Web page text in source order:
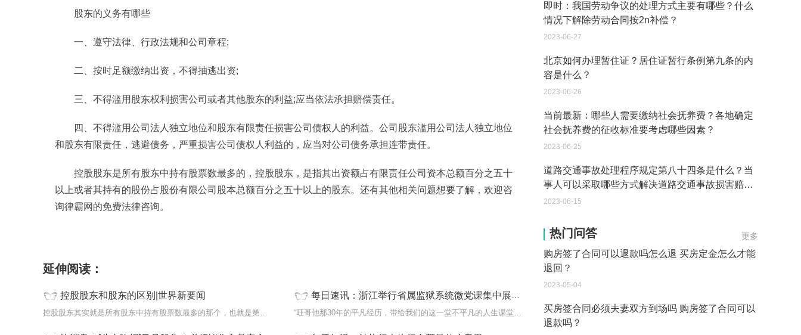
股东的义务有哪些
一、遵守法律、行政法规和公司章程;
二、按时足额缴纳出资，不得抽逃出资;
三、不得滥用股东权利损害公司或者其他股东的利益;应当依法承担赔偿责任。
四、不得滥用公司法人独立地位和股东有限责任损害公司债权人的利益。公司股东滥用公司法人独立地位
和股东有限责任，逃避债务，严重损害公司债权人利益的，应当对公司债务承担连带责任。
控股股东是所有股东中持有股票数最多的，控股股东，是指其出资额占有限责任公司资本总额百分之五十
以上或者其持有的股份占股份有限公司股本总额百分之五十以上的股东。还有其他相关问题想要了解，欢迎咨
询律霸网的免费法律咨询。
延伸阅读：
控股股东和股东的区别|世界新要闻
控股股东其实就是所有股东中持有股票数最多的那个，也就是第一大股东。
每日速讯：浙江举行省属监狱系统微党课集中展示活动
“旺哥他那30年的平凡经历，带给我们的这一堂不平凡的人生课堂，30...
即时：我国劳动争议的处理方式主要有哪些？什么
情况下解除劳动合同按2n补偿？
2023-06-27
北京如何办理暂住证？居住证暂行条例第九条的内
容是什么？
2023-06-26
当前最新：哪些人需要缴纳社会抚养费？各地确定
社会抚养费的征收标准要考虑哪些因素？
2023-06-25
道路交通事故处理程序规定第八十四条是什么？当
事人可以采取哪些方式解决道路交通事故损害赔偿
争议？
2023-06-15
更多
热门问答
么才能退回方法有哪些？
购房签了合同可以退款吗怎么退 买房定金怎么才能
退回？
买房签合同必须夫妻双方到场吗 购房签了合同可以